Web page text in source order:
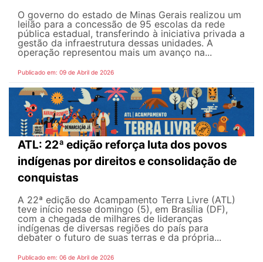
O governo do estado de Minas Gerais realizou um
leilão para a concessão de 95 escolas da rede
pública estadual, transferindo à iniciativa privada a
gestão da infraestrutura dessas unidades. A
operação representou mais um avanço na...
Publicado em: 09 de Abril de 2026
ATL: 22ª edição reforça luta dos povos
indígenas por direitos e consolidação de
conquistas
A 22ª edição do Acampamento Terra Livre (ATL)
teve início nesse domingo (5), em Brasília (DF),
com a chegada de milhares de lideranças
indígenas de diversas regiões do país para
debater o futuro de suas terras e da própria...
Publicado em: 06 de Abril de 2026